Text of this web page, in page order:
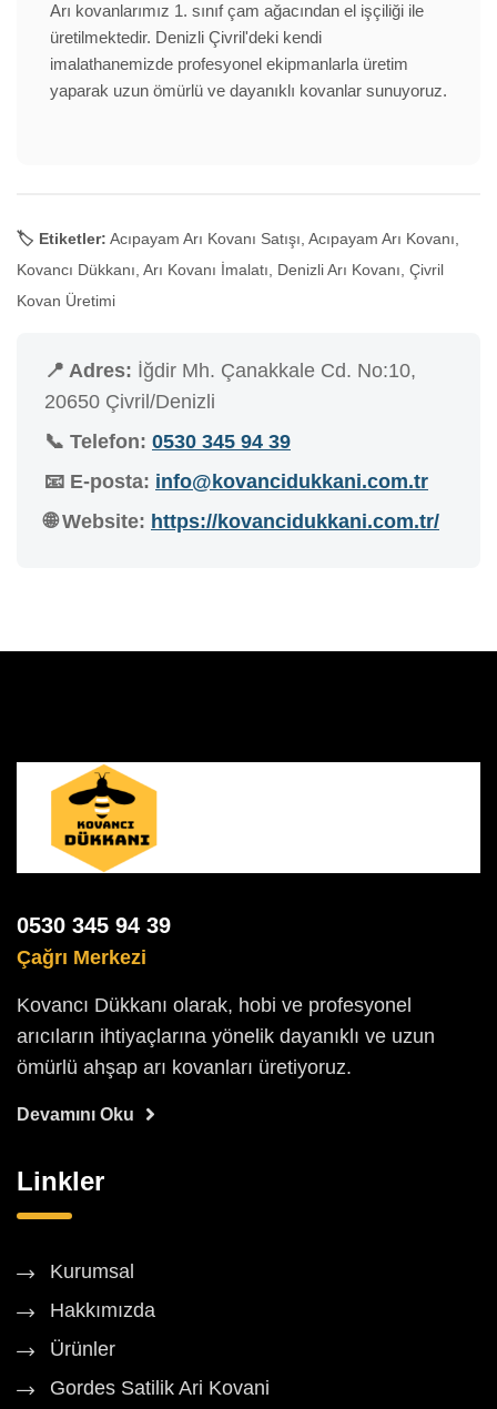
Arı kovanlarımız 1. sınıf çam ağacından el işçiliği ile
üretilmektedir. Denizli Çivril'deki kendi
imalathanemizde profesyonel ekipmanlarla üretim
yaparak uzun ömürlü ve dayanıklı kovanlar sunuyoruz.
🏷️ Etiketler: Acıpayam Arı Kovanı Satışı, Acıpayam Arı Kovanı,
Kovancı Dükkanı, Arı Kovanı İmalatı, Denizli Arı Kovanı, Çivril
Kovan Üretimi
📍 Adres: İğdir Mh. Çanakkale Cd. No:10,
20650 Çivril/Denizli
📞 Telefon: 0530 345 94 39
📧 E-posta: info@kovancidukkani.com.tr
🌐 Website: https://kovancidukkani.com.tr/
0530 345 94 39
Çağrı Merkezi
Kovancı Dükkanı olarak, hobi ve profesyonel
arıcıların ihtiyaçlarına yönelik dayanıklı ve uzun
ömürlü ahşap arı kovanları üretiyoruz.
Devamını Oku
Linkler
Kurumsal
Hakkımızda
Ürünler
Gordes Satilik Ari Kovani